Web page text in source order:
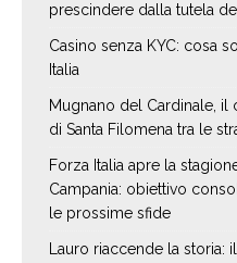
prescindere dalla tutela
Casino senza KYC: cosa
Italia
Mugnano del Cardinale,
di Santa Filomena tra le
Forza Italia apre la
Campania: obiettivo
le prossime sfide
Lauro riaccende la